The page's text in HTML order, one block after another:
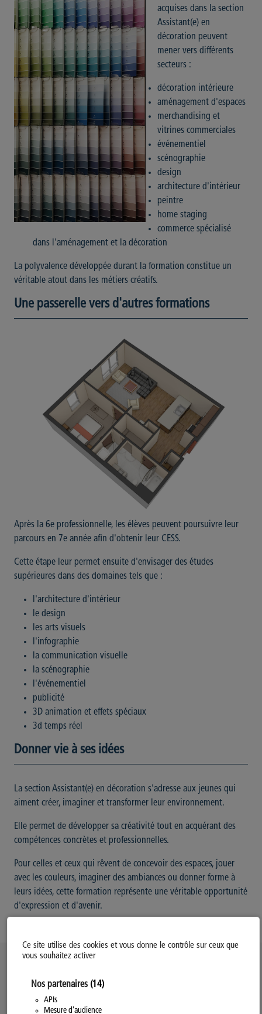
Ce site utilise des cookies et vous donne le contrôle sur ceux que
vous souhaitez activer
Nos partenaires (14)
APIs
Mesure d'audience
acquises dans la section
Assistant(e) en
décoration peuvent
mener vers différents
secteurs :
décoration intérieure
aménagement d'espaces
merchandising et
vitrines commerciales
événementiel
scénographie
design
architecture d'intérieur
peintre
home staging
commerce spécialisé
dans l'aménagement et la décoration
La polyvalence développée durant la formation constitue un
véritable atout dans les métiers créatifs.
Une passerelle vers d'autres formations
Après la 6e professionnelle, les élèves peuvent poursuivre leur
parcours en 7e année afin d'obtenir leur CESS.
Cette étape leur permet ensuite d'envisager des études
supérieures dans des domaines tels que :
l'architecture d'intérieur
le design
les arts visuels
l'infographie
la communication visuelle
la scénographie
l'événementiel
publicité
3D animation et effets spéciaux
3d temps réel
Donner vie à ses idées
La section Assistant(e) en décoration s'adresse aux jeunes qui
aiment créer, imaginer et transformer leur environnement.
Elle permet de développer sa créativité tout en acquérant des
compétences concrètes et professionnelles.
Pour celles et ceux qui rêvent de concevoir des espaces, jouer
avec les couleurs, imaginer des ambiances ou donner forme à
leurs idées, cette formation représente une véritable opportunité
d'expression et d'avenir.
Modifiez votre consentement